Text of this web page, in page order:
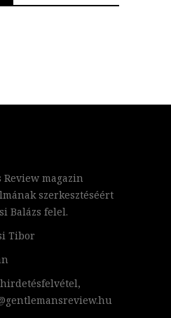
Review magazin
szerkesztéséért
Balázs felel.
Tibor